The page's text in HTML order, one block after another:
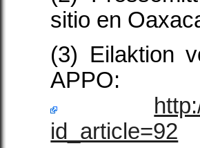
sitio en
(3) Eilaktion
APPO:
id_article=92